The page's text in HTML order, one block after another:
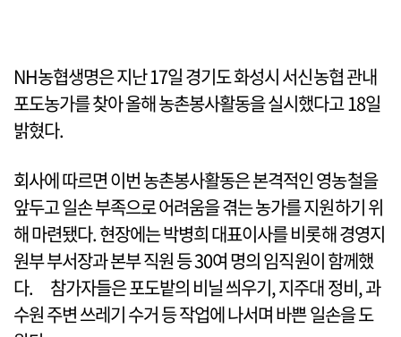
NH농협생명은 지난 17일 경기도 화성시 서신농협 관내
포도농가를 찾아 올해 농촌봉사활동을 실시했다고 18일
밝혔다.
회사에 따르면 이번 농촌봉사활동은 본격적인 영농철을
앞두고 일손 부족으로 어려움을 겪는 농가를 지원하기 위
해 마련됐다. 현장에는 박병희 대표이사를 비롯해 경영지
원부 부서장과 본부 직원 등 30여 명의 임직원이 함께했
다. 참가자들은 포도밭의 비닐 씌우기, 지주대 정비, 과
수원 주변 쓰레기 수거 등 작업에 나서며 바쁜 일손을 도